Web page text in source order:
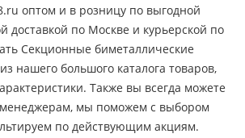
оптом и в розницу по выгодной
доставкой по Москве и курьерской по
Секционные биметаллические
нашего большого каталога товаров,
Также вы всегда можете
мы поможем с выбором
по действующим акциям.